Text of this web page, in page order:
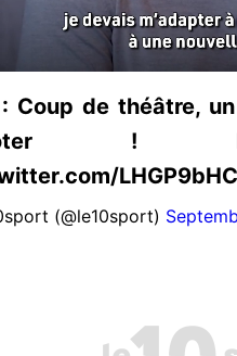
: Coup de théâtre,
! https://
(@le10sport)